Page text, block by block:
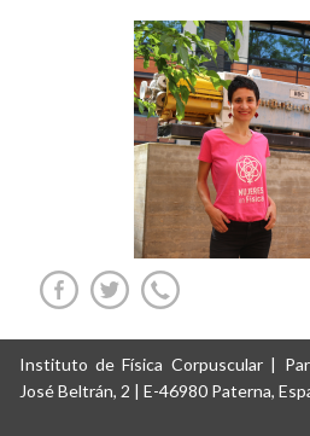
Instituto de Física Corpuscular |
José Beltrán, 2 | E-46980 Paterna,